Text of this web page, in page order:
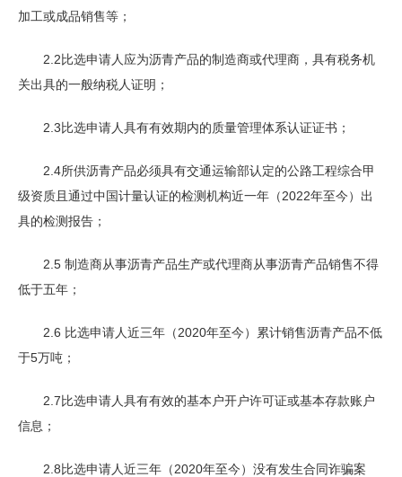
加工或成品销售等；
2.2比选申请人应为沥青产品的制造商或代理商，具有税务机
关出具的一般纳税人证明；
2.3比选申请人具有有效期内的质量管理体系认证证书；
2.4所供沥青产品必须具有交通运输部认定的公路工程综合甲
级资质且通过中国计量认证的检测机构近一年（2022年至今）出
具的检测报告；
2.5 制造商从事沥青产品生产或代理商从事沥青产品销售不得
低于五年；
2.6 比选申请人近三年（2020年至今）累计销售沥青产品不低
于5万吨；
2.7比选申请人具有有效的基本户开户许可证或基本存款账户
信息；
2.8比选申请人近三年（2020年至今）没有发生合同诈骗案